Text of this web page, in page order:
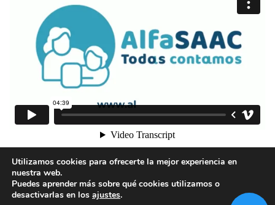
1 2
Utilizamos cookies para ofrecerte la mejor experiencia en
nuestra web.
Puedes aprender más sobre qué cookies utilizamos o
desactivarlas en los ajustes.